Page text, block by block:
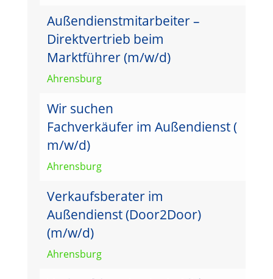
Außendienstmitarbeiter –
Direktvertrieb beim
Marktführer (m/w/d)
Ahrensburg
Wir suchen
Fachverkäufer im Außendienst (
m/w/d)
Ahrensburg
Verkaufsberater im
Außendienst (Door2Door)
(m/w/d)
Ahrensburg